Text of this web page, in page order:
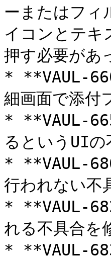
ーまたはフィ
イコンとテキ
押す必要があ
* **VAUL-
細画面で添付
* **VAUL-
るというUIの
* **VAUL-
行われない不
* **VAUL-
れる不具合を
* **VAUL-